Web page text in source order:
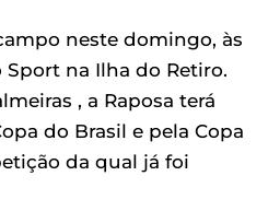
neste domingo, às
Sport na Ilha do Retiro.
, a Raposa terá
do Brasil e pela Copa
da qual já foi